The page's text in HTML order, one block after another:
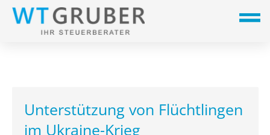
Unterstützung von Flüchtlingen
im Ukraine-Krieg